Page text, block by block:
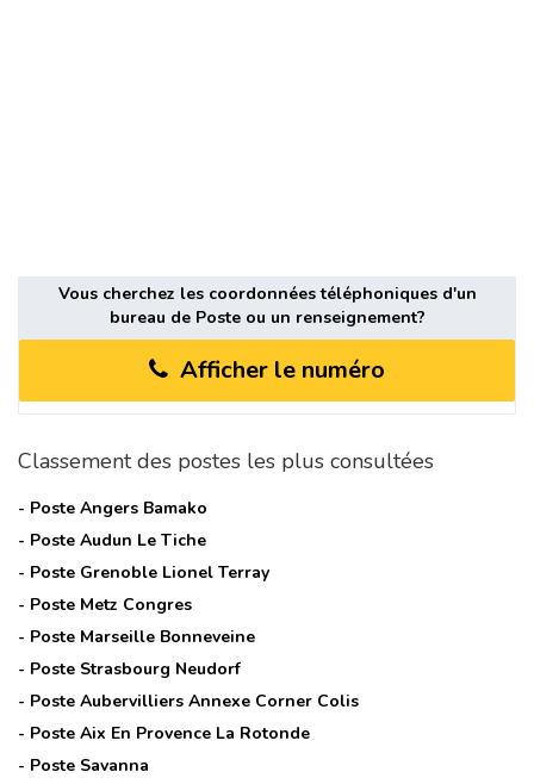
Vous cherchez les coordonnées téléphoniques d'un
bureau de Poste ou un renseignement?
Afficher le numéro
Classement des postes les plus consultées
- Poste Angers Bamako
- Poste Audun Le Tiche
- Poste Grenoble Lionel Terray
- Poste Metz Congres
- Poste Marseille Bonneveine
- Poste Strasbourg Neudorf
- Poste Aubervilliers Annexe Corner Colis
- Poste Aix En Provence La Rotonde
- Poste Savanna